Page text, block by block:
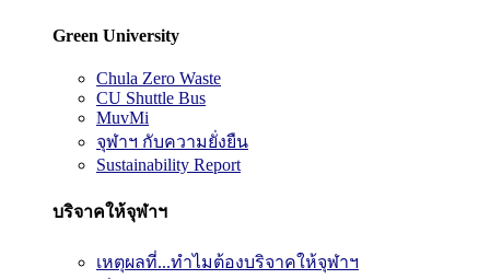
Green University
Chula Zero Waste
CU Shuttle Bus
MuvMi
จุฬาฯ กับความยั่งยืน
Sustainability Report
บริจาคให้จุฬาฯ
เหตุผลที่...ทำไมต้องบริจาคให้จุฬาฯ